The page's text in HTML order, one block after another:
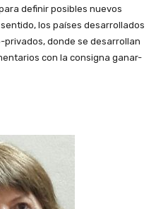
definir posibles nuevos
los países desarrollados
donde se desarrollan
con la consigna ganar-